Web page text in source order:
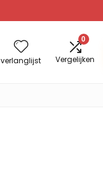
verlanglijst
0
Vergelijken